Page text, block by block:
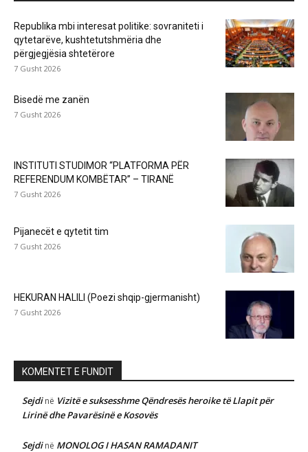
Republika mbi interesat politike: sovraniteti i
qytetarëve, kushtetutshmëria dhe
përgjegjësia shtetërore
7 Gusht 2026
Bisedë me zanën
7 Gusht 2026
INSTITUTI STUDIMOR “PLATFORMA PËR
REFERENDUM KOMBËTAR” – TIRANË
7 Gusht 2026
Pijanecët e qytetit tim
7 Gusht 2026
HEKURAN HALILI (Poezi shqip-gjermanisht)
7 Gusht 2026
KOMENTET E FUNDIT
Sejdinë Vizitë e suksesshme Qëndresës heroike të Llapit për
Lirinë dhe Pavarësinë e Kosovës
Sejdinë MONOLOG I HASAN RAMADANIT